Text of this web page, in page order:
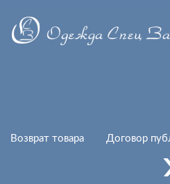
Возврат товара Договор